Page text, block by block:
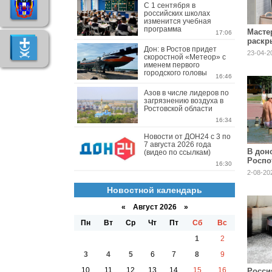
23-04-
В
2-08-
С 1 сентября в
российских школах
изменится учебная
программа
17:06
Дон: в Ростов придет
скоростной «Метеор» с
именем первого
городского головы
16:46
Азов в числе лидеров по
загрязнению воздуха в
Ростовской области
16:34
Новости от ДОН24 с 3 по
7 августа 2026 года
(видео по ссылкам)
16:30
Новостной календарь
« Август 2026 »
Пн
Вт Ср Чт Пт Сб
Вс
1
2
3
4 5 6 7 8
9
10
11 12 13 14 15
16